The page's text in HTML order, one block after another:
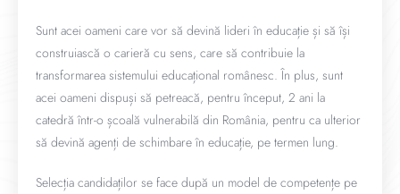
Sunt acei oameni care vor să devină lideri în educație și să își
construiască o carieră cu sens, care să contribuie la
transformarea sistemului educațional românesc. În plus, sunt
acei oameni dispuși să petreacă, pentru început, 2 ani la
catedră într-o școală vulnerabilă din România, pentru ca ulterior
să devină agenți de schimbare în educație, pe termen lung.
Selecția candidaților se face după un model de competențe pe